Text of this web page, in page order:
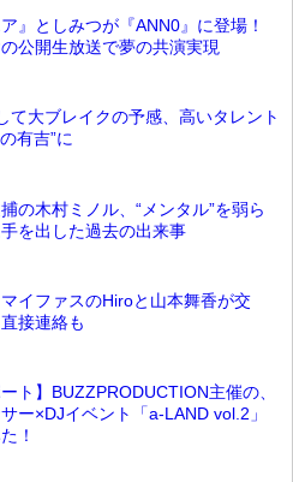
ア』としみつが『ANN0』に登場！
公開生放送で夢の共演実現
て大ブレイクの予感、高いタレント
有吉”に
の木村ミノル、“メンタル”を弱ら
を出した過去の出来事
マイファスのHiroと山本舞香が交
接連絡も
ート】BUZZPRODUCTION主催の、
ー×DJイベント「a-LAND vol.2」
！